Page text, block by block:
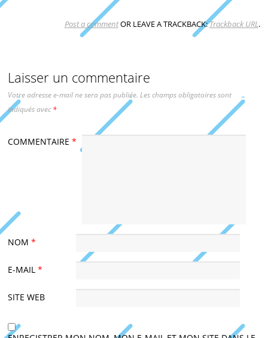
Post a commentOR LEAVE A TRACKBACK:Trackback URL.
Laisser un commentaire
Votre adresse e-mail ne sera pas publiée. Les champs obligatoires sont
indiqués avec*
COMMENTAIRE*
NOM*
E-MAIL*
SITE WEB